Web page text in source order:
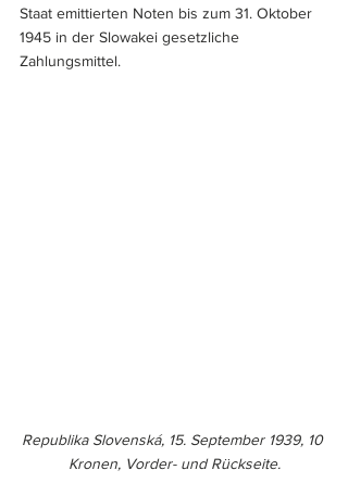
Staat emittierten Noten bis zum 31. Oktober
1945 in der Slowakei gesetzliche
Zahlungsmittel.
Republika Slovenská, 15. September 1939, 10
Kronen, Vorder- und Rückseite.